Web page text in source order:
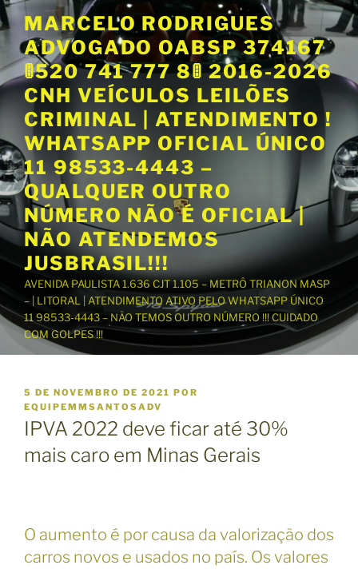
P
u
a
r
r
a
o
c
o
n
t
ú
d
MARCELO RODRIGUES
ADVOGADO OABSP 374167
🚦520 741 777 8🚦 2016-2026
CNH VEÍCULOS LEILÕES
CRIMINAL | ATENDIMENTO !
WHATSAPP OFICIAL ÚNICO
11 98533-4443 –
QUALQUER OUTRO
NÚMERO NÃO É OFICIAL |
NÃO ATENDEMOS
JUSBRASIL!!!
AVENIDA PAULISTA 1.636 CJT 1.105 – METRÔ TRIANON MASP
– | LITORAL | ATENDIMENTO ATIVO PELO WHATSAPP ÚNICO
11 98533-4443 – NÃO TEMOS OUTRO NÚMERO !!! CUIDADO
COM GOLPES !!!
P
U
B
L
C
M
5 DE NOVEMBRO DE 2021 POR
EQUIPEMMSANTOSADV
IPVA 2022 deve ficar até 30%
mais caro em Minas Gerais
O aumento é por causa da valorização dos
carros novos e usados no país. Os valores